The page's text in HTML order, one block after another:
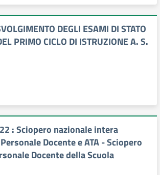
DEGLI ESAMI DI STATO
PRIMO CICLO DI ISTRUZIONE A. S.
: Sciopero nazionale intera
Docente e ATA - Sciopero
Docente della Scuola